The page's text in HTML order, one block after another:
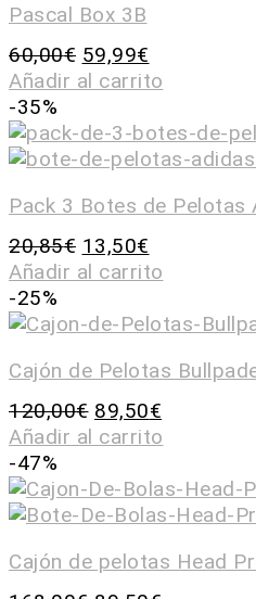
Pascal Box 3B
60,00€ 59,99€
Añadir al carrito
-35%
Pack 3 Botes de Pelotas
20,85€ 13,50€
Añadir al carrito
-25%
Cajón de Pelotas
120,00€ 89,50€
Añadir al carrito
-47%
Cajón de pelotas Head